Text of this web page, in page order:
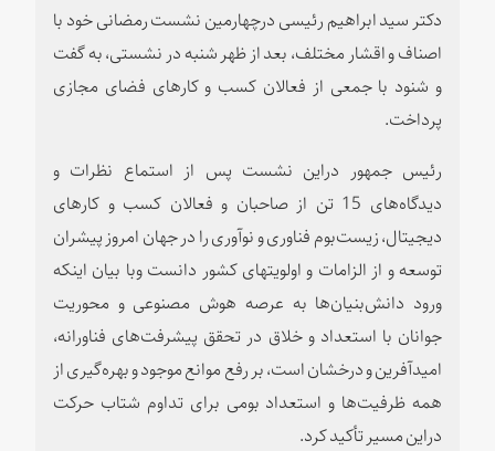
دکتر سید ابراهیم رئیسی درچهارمین نشست رمضانی خود با
اصناف و اقشار مختلف، بعد از ظهر شنبه در نشستی، به گفت‌
و شنود با جمعی از فعالان کسب و کارهای فضای مجازی
پرداخت.
رئیس جمهور دراین نشست پس از استماع نظرات و
دیدگاه‌های 15 تن از صاحبان و فعالان کسب و کارهای
دیجیتال، زیست‌بوم فناوری و نوآوری را در جهان امروز پیشران
توسعه و از الزامات و اولویتهای کشور دانست وبا بیان اینکه
ورود دانش‌بنیان‌ها به عرصه هوش مصنوعی و محوریت
جوانان با استعداد و خلاق در تحقق پیشرفت‌های فناورانه،
امیدآفرین و درخشان است، بر رفع موانع موجود و بهره‌گیری از
همه ظرفیت‌ها و استعداد بومی برای تداوم شتاب حرکت
دراین مسیر تأکید کرد.